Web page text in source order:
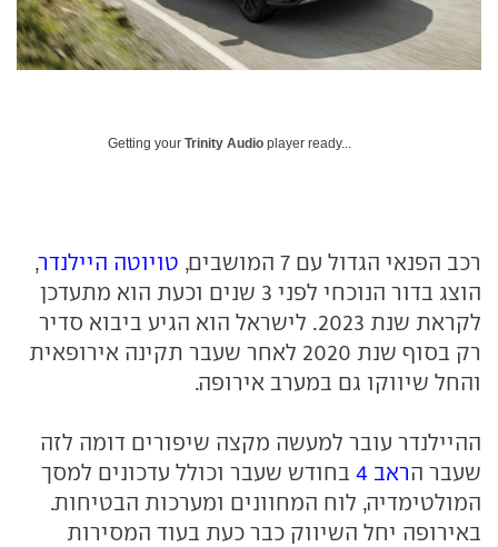
Getting your Trinity Audio player ready...
רכב הפנאי הגדול עם 7 המושבים, טויוטה היילנדר,
הוצג בדור הנוכחי לפני 3 שנים וכעת הוא מתעדכן
לקראת שנת 2023. לישראל הוא הגיע ביבוא סדיר
רק בסוף שנת 2020 לאחר שעבר תקינה אירופאית
והחל שיווקו גם במערב אירופה.
ההיילנדר עובר למעשה מקצה שיפורים דומה לזה
שעבר הראב 4
בחודש שעבר וכולל עדכונים למסך
המולטימדיה, לוח המחוונים ומערכות הבטיחות.
באירופה יחל השיווק כבר כעת בעוד המסירות